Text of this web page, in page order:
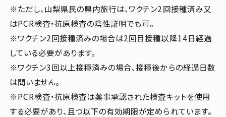
※ただし、山梨県民の県内旅行は、ワクチン2回接種済み又
はPCR検査・抗原検査の陰性証明でも可。
※ワクチン2回接種済みの場合は2回目接種以降14日経過
している必要があります。
※ワクチン3回以上接種済みの場合、接種後からの経過日数
は問いません。
※PCR検査・抗原検査は薬事承認された検査キットを使用
する必要があり、且つ以下の有効期限が定められています。